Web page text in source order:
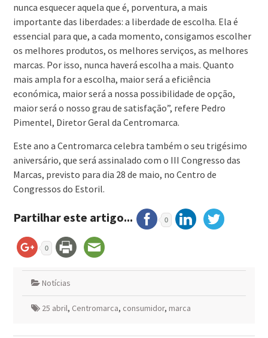
nunca esquecer aquela que é, porventura, a mais
importante das liberdades: a liberdade de escolha. Ela é
essencial para que, a cada momento, consigamos escolher
os melhores produtos, os melhores serviços, as melhores
marcas. Por isso, nunca haverá escolha a mais. Quanto
mais ampla for a escolha, maior será a eficiência
económica, maior será a nossa possibilidade de opção,
maior será o nosso grau de satisfação”, refere Pedro
Pimentel, Diretor Geral da Centromarca.
Este ano a Centromarca celebra também o seu trigésimo
aniversário, que será assinalado com o III Congresso das
Marcas, previsto para dia 28 de maio, no Centro de
Congressos do Estoril.
Partilhar este artigo... 0
0
Notícias
25 abril, Centromarca, consumidor, marca